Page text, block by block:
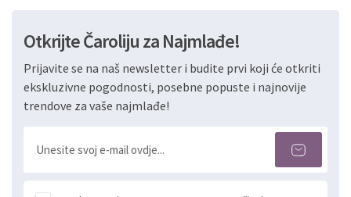
Otkrijte Čaroliju za Najmlađe!
Prijavite se na naš newsletter i budite prvi koji će otkriti
ekskluzivne pogodnosti, posebne popuste i najnovije
trendove za vaše najmlađe!